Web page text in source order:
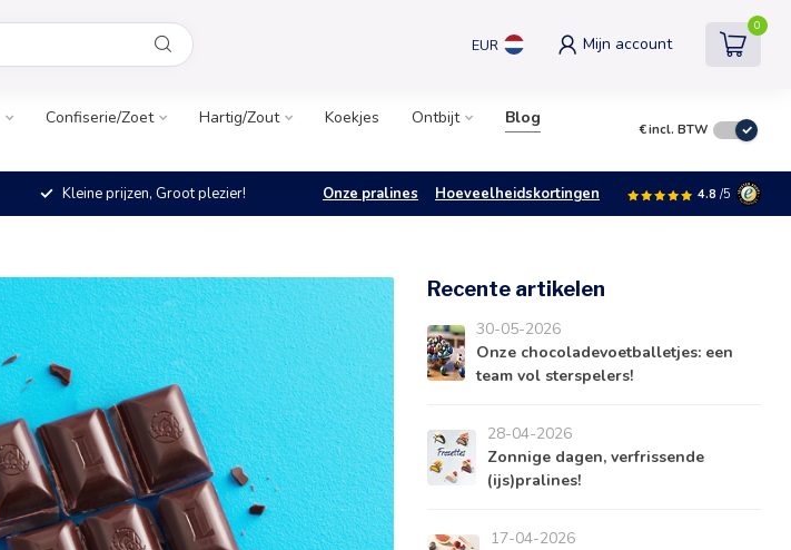
EUR Mijn account
0
Confiserie/Zoet Hartig/Zout Koekjes Ontbijt
Blog
€incl. BTW
Kleine prijzen, Groot plezier! Onze pralines Hoeveelheidskortingen 4.8 /5
Recente artikelen
30-05-2026
Onze chocoladevoetballetjes: een
team vol sterspelers!
28-04-2026
Zonnige dagen, verfrissende
(ijs)pralines!
17-04-2026